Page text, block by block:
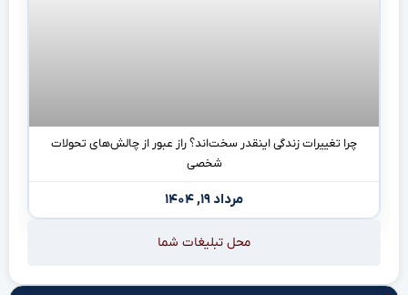
چرا تغییرات زندگی اینقدر سخت‌اند؟ راز عبور از چالش‌های تحولات
شخصی
مرداد ۱۹, ۱۴۰۴
محل تبلیغات شما